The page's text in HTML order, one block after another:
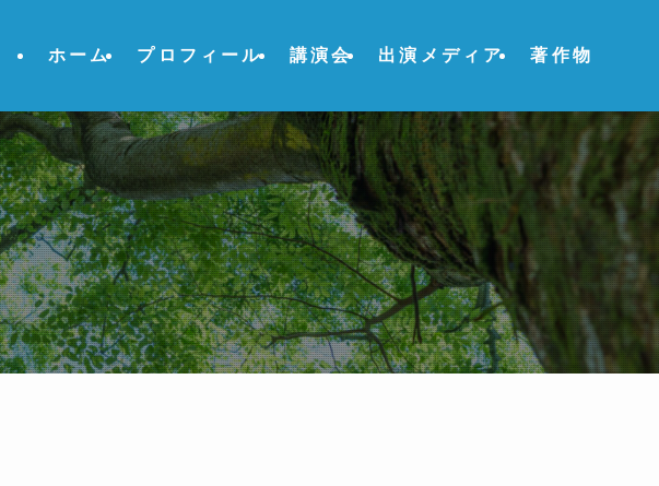
ホーム プロフィール 講演会 出演メディア 著作物